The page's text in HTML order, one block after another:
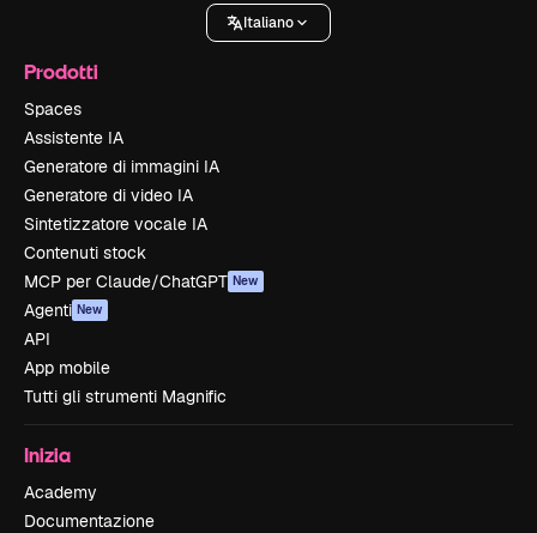
Italiano
Prodotti
Spaces
Assistente IA
Generatore di immagini IA
Generatore di video IA
Sintetizzatore vocale IA
Contenuti stock
MCP per Claude/ChatGPT New
Agenti New
API
App mobile
Tutti gli strumenti Magnific
Inizia
Academy
Documentazione